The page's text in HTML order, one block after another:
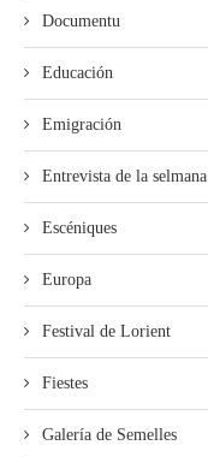
Documentu
Educación
Emigración
Entrevista de la selmana
Escéniques
Europa
Festival de Lorient
Fiestes
Galería de Semelles